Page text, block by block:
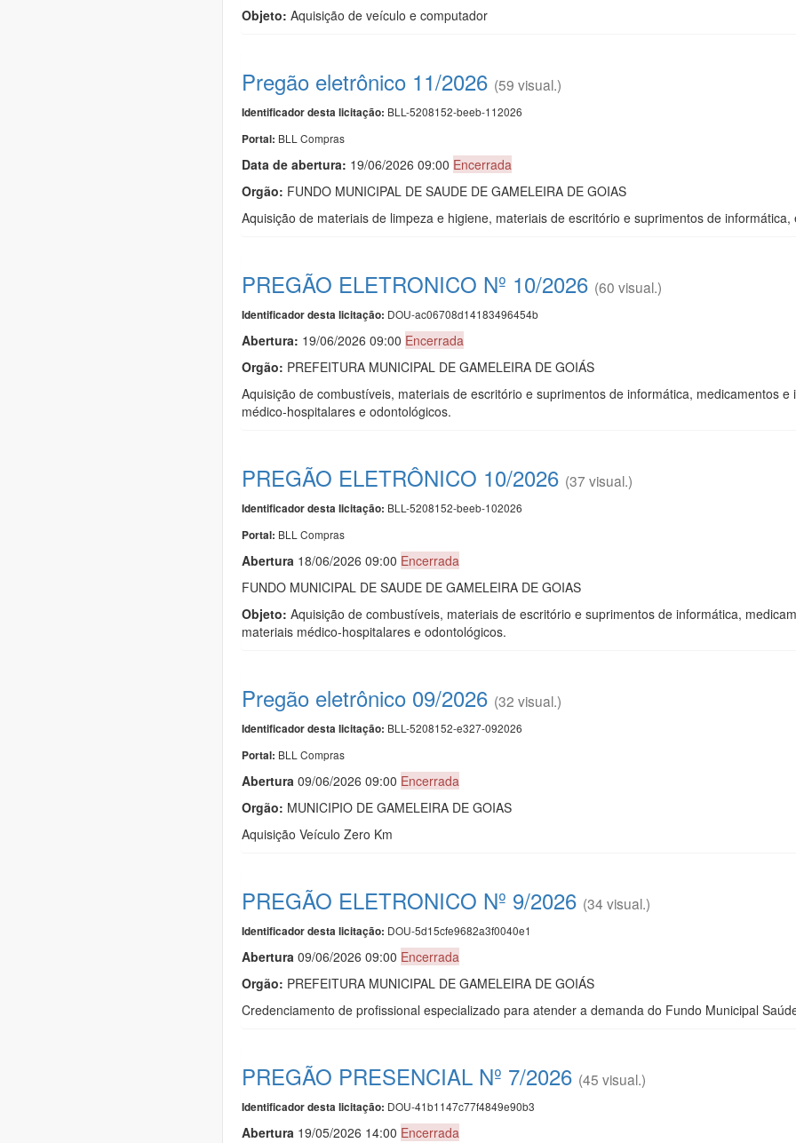
Objeto: Aquisição de veículo e computador
Pregão eletrônico 11/2026 (59 visual.)
Identificador desta licitação: BLL-5208152-beeb-112026
Portal: BLL Compras
Data de abertura: 19/06/2026 09:00 Encerrada
Orgão: FUNDO MUNICIPAL DE SAUDE DE GAMELEIRA DE GOIAS
Aquisição de materiais de limpeza e higiene, materiais de escritório e suprimentos de
PREGÃO ELETRONICO Nº 10/2026 (60 visual.)
Identificador desta licitação: DOU-ac06708d14183496454b
Abertura: 19/06/2026 09:00 Encerrada
Orgão: PREFEITURA MUNICIPAL DE GAMELEIRA DE GOIÁS
Aquisição de combustíveis, materiais de escritório e suprimentos de informática, medicamentos
médico-hospitalares e odontológicos.
PREGÃO ELETRÔNICO 10/2026 (37 visual.)
Identificador desta licitação: BLL-5208152-beeb-102026
Portal: BLL Compras
Abertura 18/06/2026 09:00 Encerrada
FUNDO MUNICIPAL DE SAUDE DE GAMELEIRA DE GOIAS
Objeto: Aquisição de combustíveis, materiais de escritório e suprimentos de informática,
materiais médico-hospitalares e odontológicos.
Pregão eletrônico 09/2026 (32 visual.)
Identificador desta licitação: BLL-5208152-e327-092026
Portal: BLL Compras
Abertura 09/06/2026 09:00 Encerrada
Orgão: MUNICIPIO DE GAMELEIRA DE GOIAS
Aquisição Veículo Zero Km
PREGÃO ELETRONICO Nº 9/2026 (34 visual.)
Identificador desta licitação: DOU-5d15cfe9682a3f0040e1
Abertura 09/06/2026 09:00 Encerrada
Orgão: PREFEITURA MUNICIPAL DE GAMELEIRA DE GOIÁS
Credenciamento de profissional especializado para atender a demanda do Fundo Municipal
PREGÃO PRESENCIAL Nº 7/2026 (45 visual.)
Identificador desta licitação: DOU-41b1147c77f4849e90b3
Abertura 19/05/2026 14:00 Encerrada